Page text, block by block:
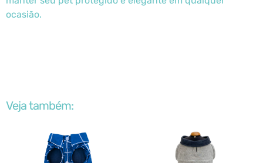
ocasião.
Veja também: